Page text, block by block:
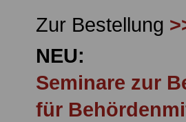
Zur Bestellung
NEU:
Seminare zur
für